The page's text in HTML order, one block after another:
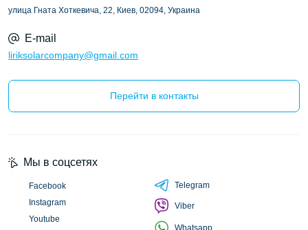
улица Гната Хоткевича, 22, Киев, 02094, Украина
E-mail
liriksolarcompany@gmail.com
Перейти в контакты
Мы в соцсетях
Facebook
Instagram
Youtube
Telegram
Viber
Whatsapp